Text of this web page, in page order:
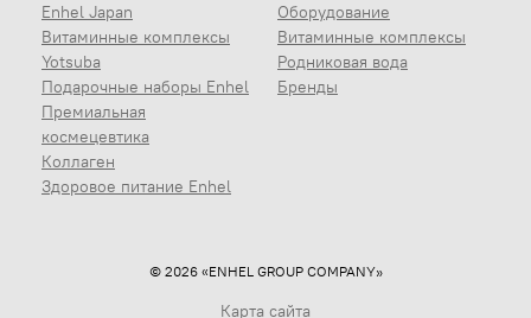
Enhel Japan
Витаминные комплексы
Yotsuba
Подарочные наборы Enhel
Премиальная
космецевтика
Коллаген
Здоровое питание Enhel
Оборудование
Витаминные комплексы
Родниковая вода
Бренды
© 2026 «ENHEL GROUP COMPANY»
Карта сайта